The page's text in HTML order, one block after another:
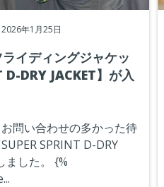
年1月25日
イディングジャケッ
D-DRY JACKET】が入
問い合わせの多かった待
SPRINT D-DRY
した。
{%